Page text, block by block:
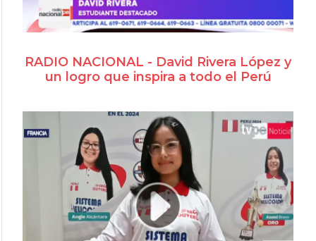
RADIO NACIONAL - David Rivera López y
un logro que inspira a todo el Perú